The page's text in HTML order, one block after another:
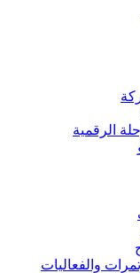
الرقمية
والفعاليات